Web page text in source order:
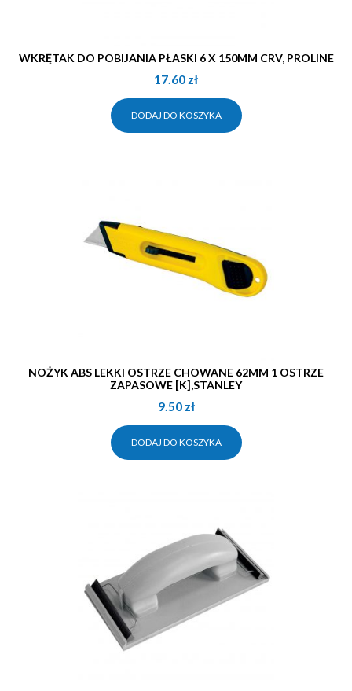
WKRĘTAK DO POBIJANIA PŁASKI 6 X 150MM CRV, PROLINE
17.60 zł
DODAJ DO KOSZYKA
NOŻYK ABS LEKKI OSTRZE CHOWANE 62MM 1 OSTRZE
ZAPASOWE [K],STANLEY
9.50 zł
DODAJ DO KOSZYKA